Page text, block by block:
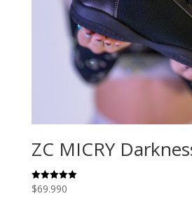
ZC MICRY
Valorado
con
$69.990